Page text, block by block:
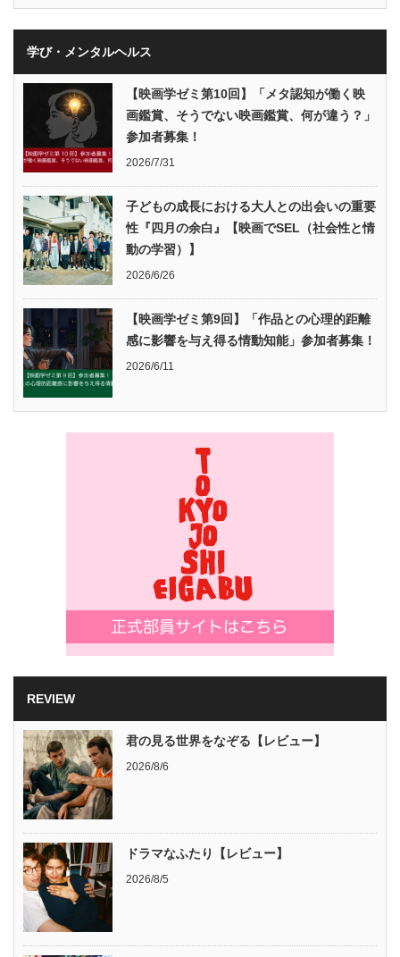
学び・メンタルヘルス
【映画学ゼミ第10回】「メタ認知が働く映
画鑑賞、そうでない映画鑑賞、何が違う？」
参加者募集！
2026/7/31
子どもの成長における大人との出会いの重要
性『四月の余白』【映画でSEL（社会性と情
動の学習）】
2026/6/26
【映画学ゼミ第9回】「作品との心理的距離
感に影響を与え得る情動知能」参加者募集！
2026/6/11
REVIEW
君の見る世界をなぞる【レビュー】
2026/8/6
ドラマなふたり【レビュー】
2026/8/5